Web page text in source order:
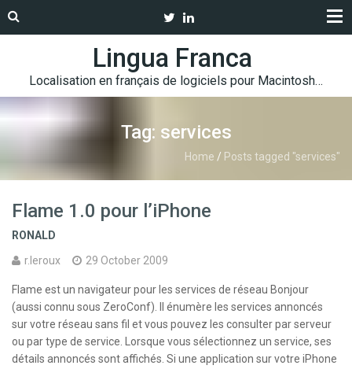
Lingua Franca
Localisation en français de logiciels pour Macintosh…
Tag: services
Home / Posts tagged "services"
Flame 1.0 pour l’iPhone
RONALD
r.leroux
29 October 2009
Flame est un navigateur pour les services de réseau Bonjour
(aussi connu sous ZeroConf). Il énumère les services annoncés
sur votre réseau sans fil et vous pouvez les consulter par serveur
ou par type de service. Lorsque vous sélectionnez un service, ses
détails annoncés sont affichés. Si une application sur votre iPhone